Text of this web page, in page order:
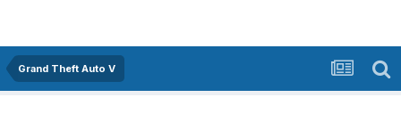
Grand Theft Auto V